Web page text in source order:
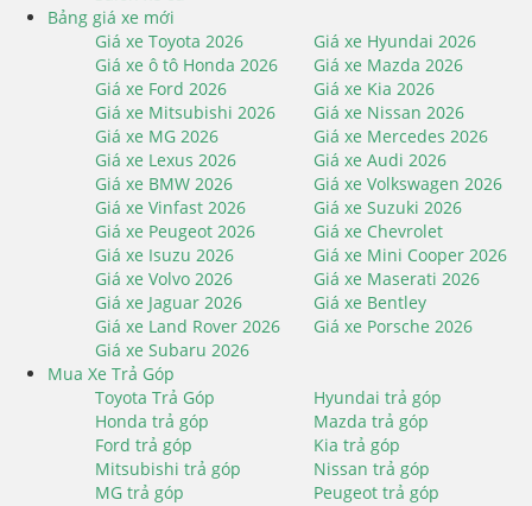
Bảng giá xe mới
Giá xe Toyota 2026
Giá xe Hyundai 2026
Giá xe ô tô Honda 2026
Giá xe Mazda 2026
Giá xe Ford 2026
Giá xe Kia 2026
Giá xe Mitsubishi 2026
Giá xe Nissan 2026
Giá xe MG 2026
Giá xe Mercedes 2026
Giá xe Lexus 2026
Giá xe Audi 2026
Giá xe BMW 2026
Giá xe Volkswagen 2026
Giá xe Vinfast 2026
Giá xe Suzuki 2026
Giá xe Peugeot 2026
Giá xe Chevrolet
Giá xe Isuzu 2026
Giá xe Mini Cooper 2026
Giá xe Volvo 2026
Giá xe Maserati 2026
Giá xe Jaguar 2026
Giá xe Bentley
Giá xe Land Rover 2026
Giá xe Porsche 2026
Giá xe Subaru 2026
Mua Xe Trả Góp
Toyota Trả Góp
Hyundai trả góp
Honda trả góp
Mazda trả góp
Ford trả góp
Kia trả góp
Mitsubishi trả góp
Nissan trả góp
MG trả góp
Peugeot trả góp